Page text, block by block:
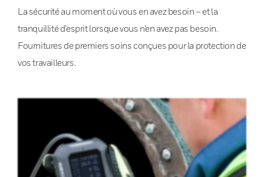
La sécurité au moment où vous en avez besoin – et la
tranquillité d’esprit lorsque vous n’en avez pas besoin.
Fournitures de premiers soins conçues pour la protection de
vos travailleurs.